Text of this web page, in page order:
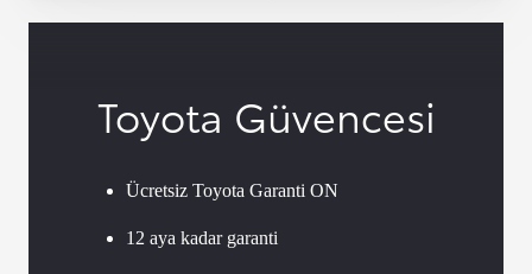
Toyota Güvencesi
Ücretsiz Toyota Garanti ON
12 aya kadar garanti